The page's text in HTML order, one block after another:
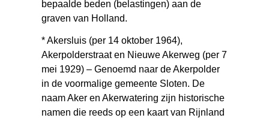
bepaalde beden (belastingen) aan de
graven van Holland.
* Akersluis (per 14 oktober 1964),
Akerpolderstraat en Nieuwe Akerweg (per 7
mei 1929) – Genoemd naar de Akerpolder
in de voormalige gemeente Sloten. De
naam Aker en Akerwatering zijn historische
namen die reeds op een kaart van Rijnland